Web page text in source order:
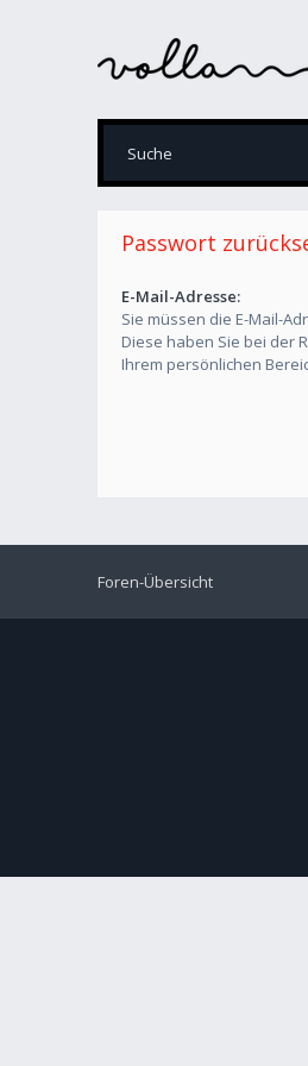
Passwort
E-Mail-Adresse:
Sie müssen die E-Mail-
Diese haben Sie bei der
Ihrem persönlichen
Foren-Übersicht